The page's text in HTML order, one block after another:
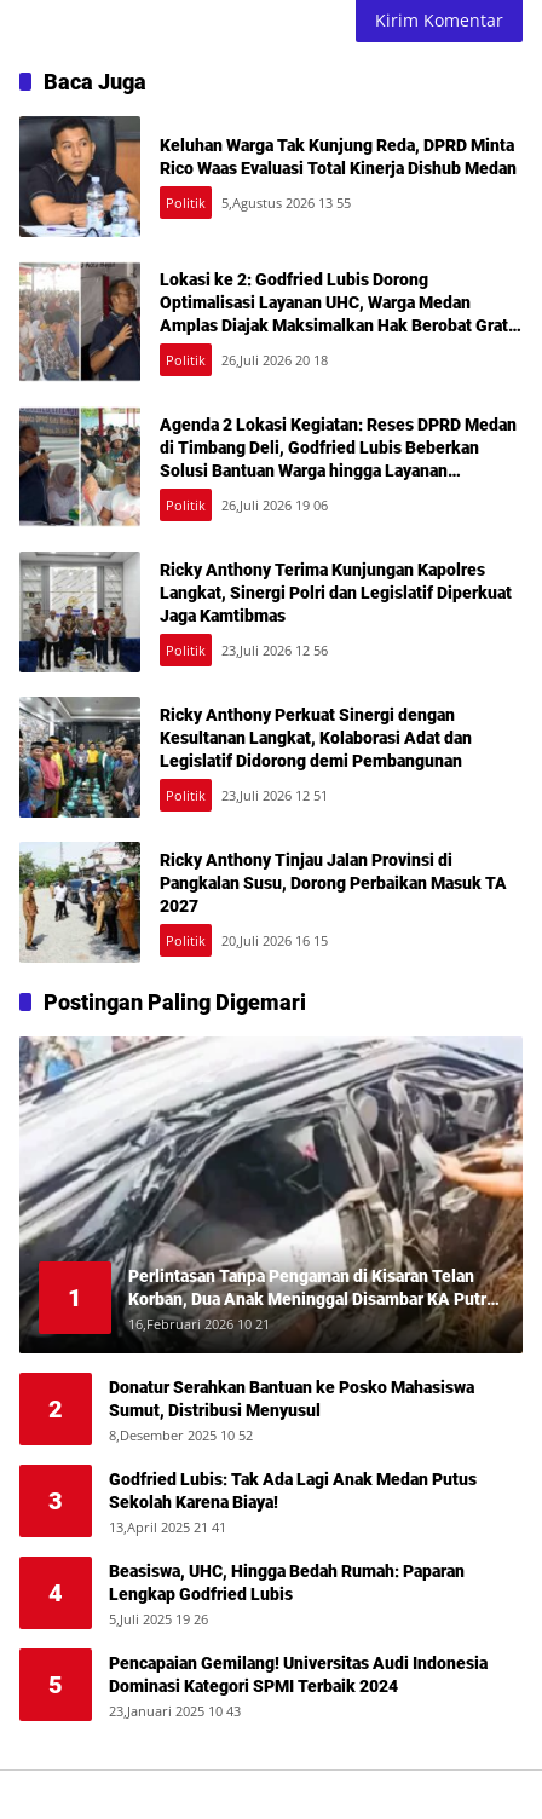
Baca Juga
Keluhan Warga Tak Kunjung Reda, DPRD Minta
Rico Waas Evaluasi Total Kinerja Dishub Medan
Politik 5,Agustus 2026 13 55
Lokasi ke 2: Godfried Lubis Dorong
Optimalisasi Layanan UHC, Warga Medan
Amplas Diajak Maksimalkan Hak Berobat Gratis
Bermodal KTP
Politik 26,Juli 2026 20 18
Agenda 2 Lokasi Kegiatan: Reses DPRD Medan
di Timbang Deli, Godfried Lubis Beberkan
Solusi Bantuan Warga hingga Layanan
Kesehatan Gratis
Politik 26,Juli 2026 19 06
Ricky Anthony Terima Kunjungan Kapolres
Langkat, Sinergi Polri dan Legislatif Diperkuat
Jaga Kamtibmas
Politik 23,Juli 2026 12 56
Ricky Anthony Perkuat Sinergi dengan
Kesultanan Langkat, Kolaborasi Adat dan
Legislatif Didorong demi Pembangunan
Politik 23,Juli 2026 12 51
Ricky Anthony Tinjau Jalan Provinsi di
Pangkalan Susu, Dorong Perbaikan Masuk TA
2027
Politik 20,Juli 2026 16 15
Postingan Paling Digemari
1
Perlintasan Tanpa Pengaman di Kisaran Telan
Korban, Dua Anak Meninggal Disambar KA Putri
Deli
16,Februari 2026 10 21
2
Donatur Serahkan Bantuan ke Posko Mahasiswa
Sumut, Distribusi Menyusul
8,Desember 2025 10 52
3
Godfried Lubis: Tak Ada Lagi Anak Medan Putus
Sekolah Karena Biaya!
13,April 2025 21 41
4
Beasiswa, UHC, Hingga Bedah Rumah: Paparan
Lengkap Godfried Lubis
5,Juli 2025 19 26
5
Pencapaian Gemilang! Universitas Audi Indonesia
Dominasi Kategori SPMI Terbaik 2024
23,Januari 2025 10 43